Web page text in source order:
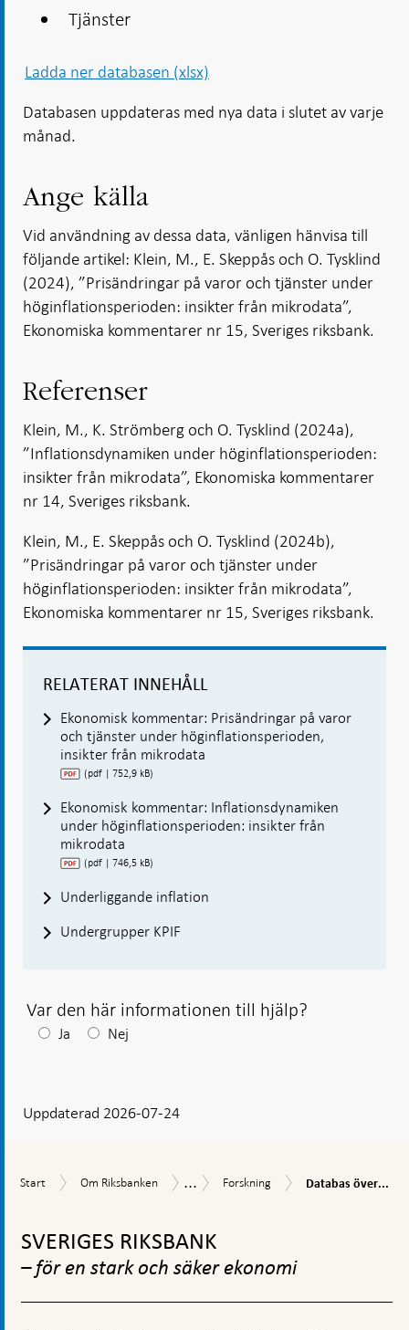
Tjänster
Ladda ner databasen (xlsx)
Databasen uppdateras med nya data i slutet av varje
månad.
Ange källa
Vid användning av dessa data, vänligen hänvisa till
följande artikel: Klein, M., E. Skeppås och O. Tysklind
(2024), ”Prisändringar på varor och tjänster under
höginflationsperioden: insikter från mikrodata”,
Ekonomiska kommentarer nr 15, Sveriges riksbank.
Referenser
Klein, M., K. Strömberg och O. Tysklind (2024a),
”Inflationsdynamiken under höginflationsperioden:
insikter från mikrodata”, Ekonomiska kommentarer
nr 14, Sveriges riksbank.
Klein, M., E. Skeppås och O. Tysklind (2024b),
”Prisändringar på varor och tjänster under
höginflationsperioden: insikter från mikrodata”,
Ekonomiska kommentarer nr 15, Sveriges riksbank.
RELATERAT INNEHÅLL
Ekonomisk kommentar: Prisändringar på varor
och tjänster under höginflationsperioden,
insikter från mikrodata
(pdf | 752,9 kB)
Ekonomisk kommentar: Inflationsdynamiken
under höginflationsperioden: insikter från
mikrodata
(pdf | 746,5 kB)
Underliggande inflation
Undergrupper KPIF
Var den här informationen till hjälp?
Efter
visas
Ja Nej
Uppdaterad 2026-07-24
Start
Start
Om
Om Riksbanken
Uppdrag
... Forskning
Forskning
Databas
Databas över...
toppnavigation
SVERIGES RIKSBANK
– för en stark och säker ekonomi